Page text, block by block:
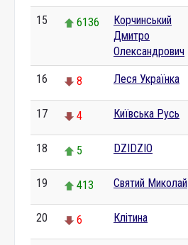
15 6136
Корчинський
Дмитро
Олександрович
16 8 Леся Українка
17 4 Київська Русь
18 5 DZIDZIO
19 413 Святий Миколай
20 6 Клітина